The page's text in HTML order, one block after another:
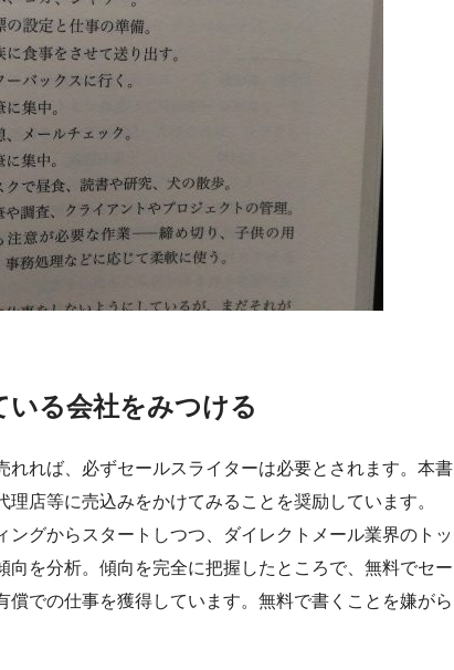
る会社をみつける
れば、必ずセールスライターは必要とされます。本書
店等に売込みをかけてみることを奨励しています。
グからスタートしつつ、ダイレクトメール業界のトッ
を分析。傾向を完全に把握したところで、無料でセー
での仕事を獲得しています。無料で書くことを嫌がら